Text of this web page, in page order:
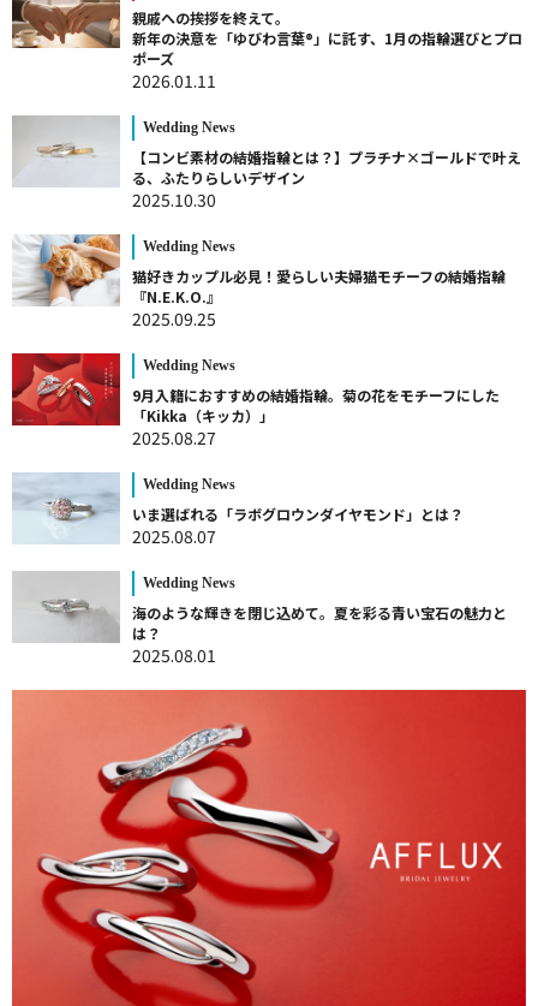
親戚への挨拶を終えて。
新年の決意を「ゆびわ言葉®」に託す、1月の指輪選びとプロ
ポーズ
2026.01.11
Wedding News
【コンビ素材の結婚指輪とは？】プラチナ×ゴールドで叶え
る、ふたりらしいデザイン
2025.10.30
Wedding News
猫好きカップル必見！愛らしい夫婦猫モチーフの結婚指輪
『N.E.K.O.』
2025.09.25
Wedding News
9月入籍におすすめの結婚指輪。菊の花をモチーフにした
「Kikka（キッカ）」
2025.08.27
Wedding News
いま選ばれる「ラボグロウンダイヤモンド」とは？
2025.08.07
Wedding News
海のような輝きを閉じ込めて。夏を彩る青い宝石の魅力と
は？
2025.08.01